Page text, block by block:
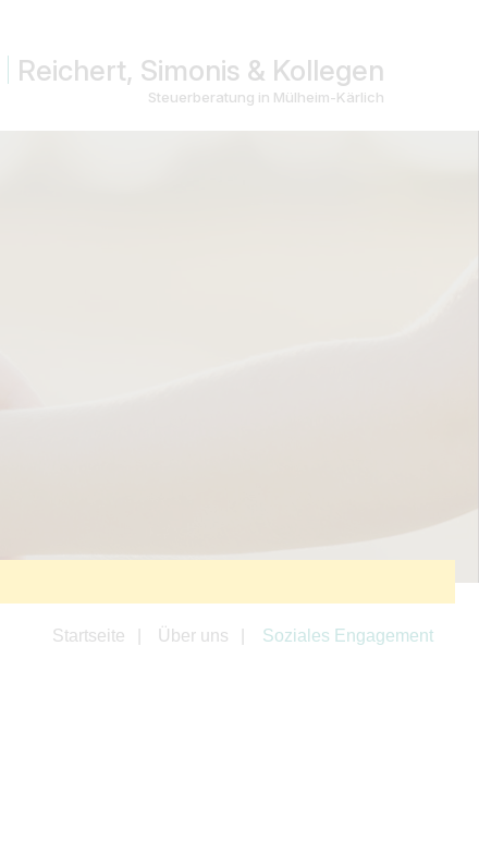
Reichert, Simonis & Kollegen
Steuerberatung in Mülheim-Kärlich
Startseite Über uns Soziales Engagement